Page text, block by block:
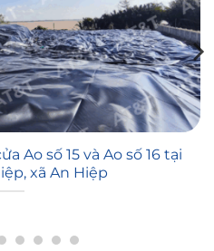
Ao số 15 và Ao số 16 tại
xã An Hiệp